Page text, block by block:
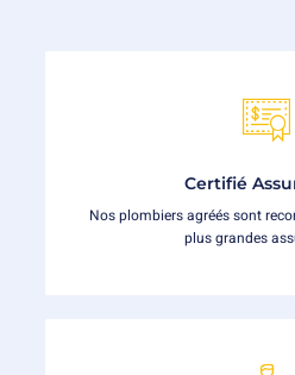
Certifié
Nos plombiers agréés sont
plus grandes